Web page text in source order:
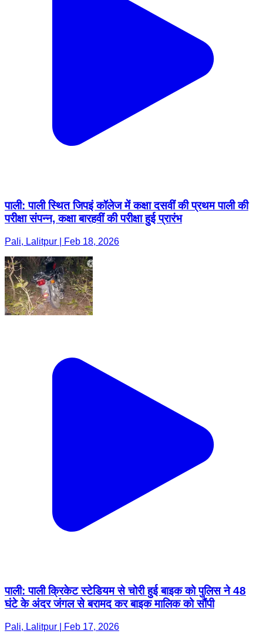
पाली: पाली स्थित जिपइं कॉलेज में कक्षा दसवीं की प्रथम पाली की
परीक्षा संपन्न, कक्षा बारहवीं की परीक्षा हुई प्रारंभ
Pali, Lalitpur | Feb 18, 2026
पाली: पाली क्रिकेट स्टेडियम से चोरी हुई बाइक को पुलिस ने 48
घंटे के अंदर जंगल से बरामद कर बाइक मालिक को सौंपी
Pali, Lalitpur | Feb 17, 2026